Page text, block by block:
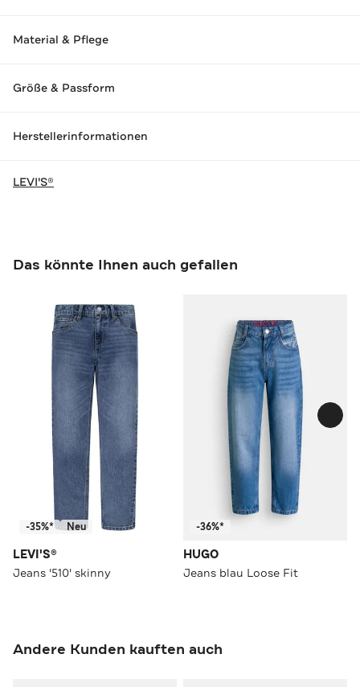
Material & Pflege
Größe & Passform
Herstellerinformationen
LEVI'S®
Das könnte Ihnen auch gefallen
-35%* Neu
LEVI'S®
Jeans '510' skinny
-36%*
HUGO
Jeans blau Loose Fit
Andere Kunden kauften auch